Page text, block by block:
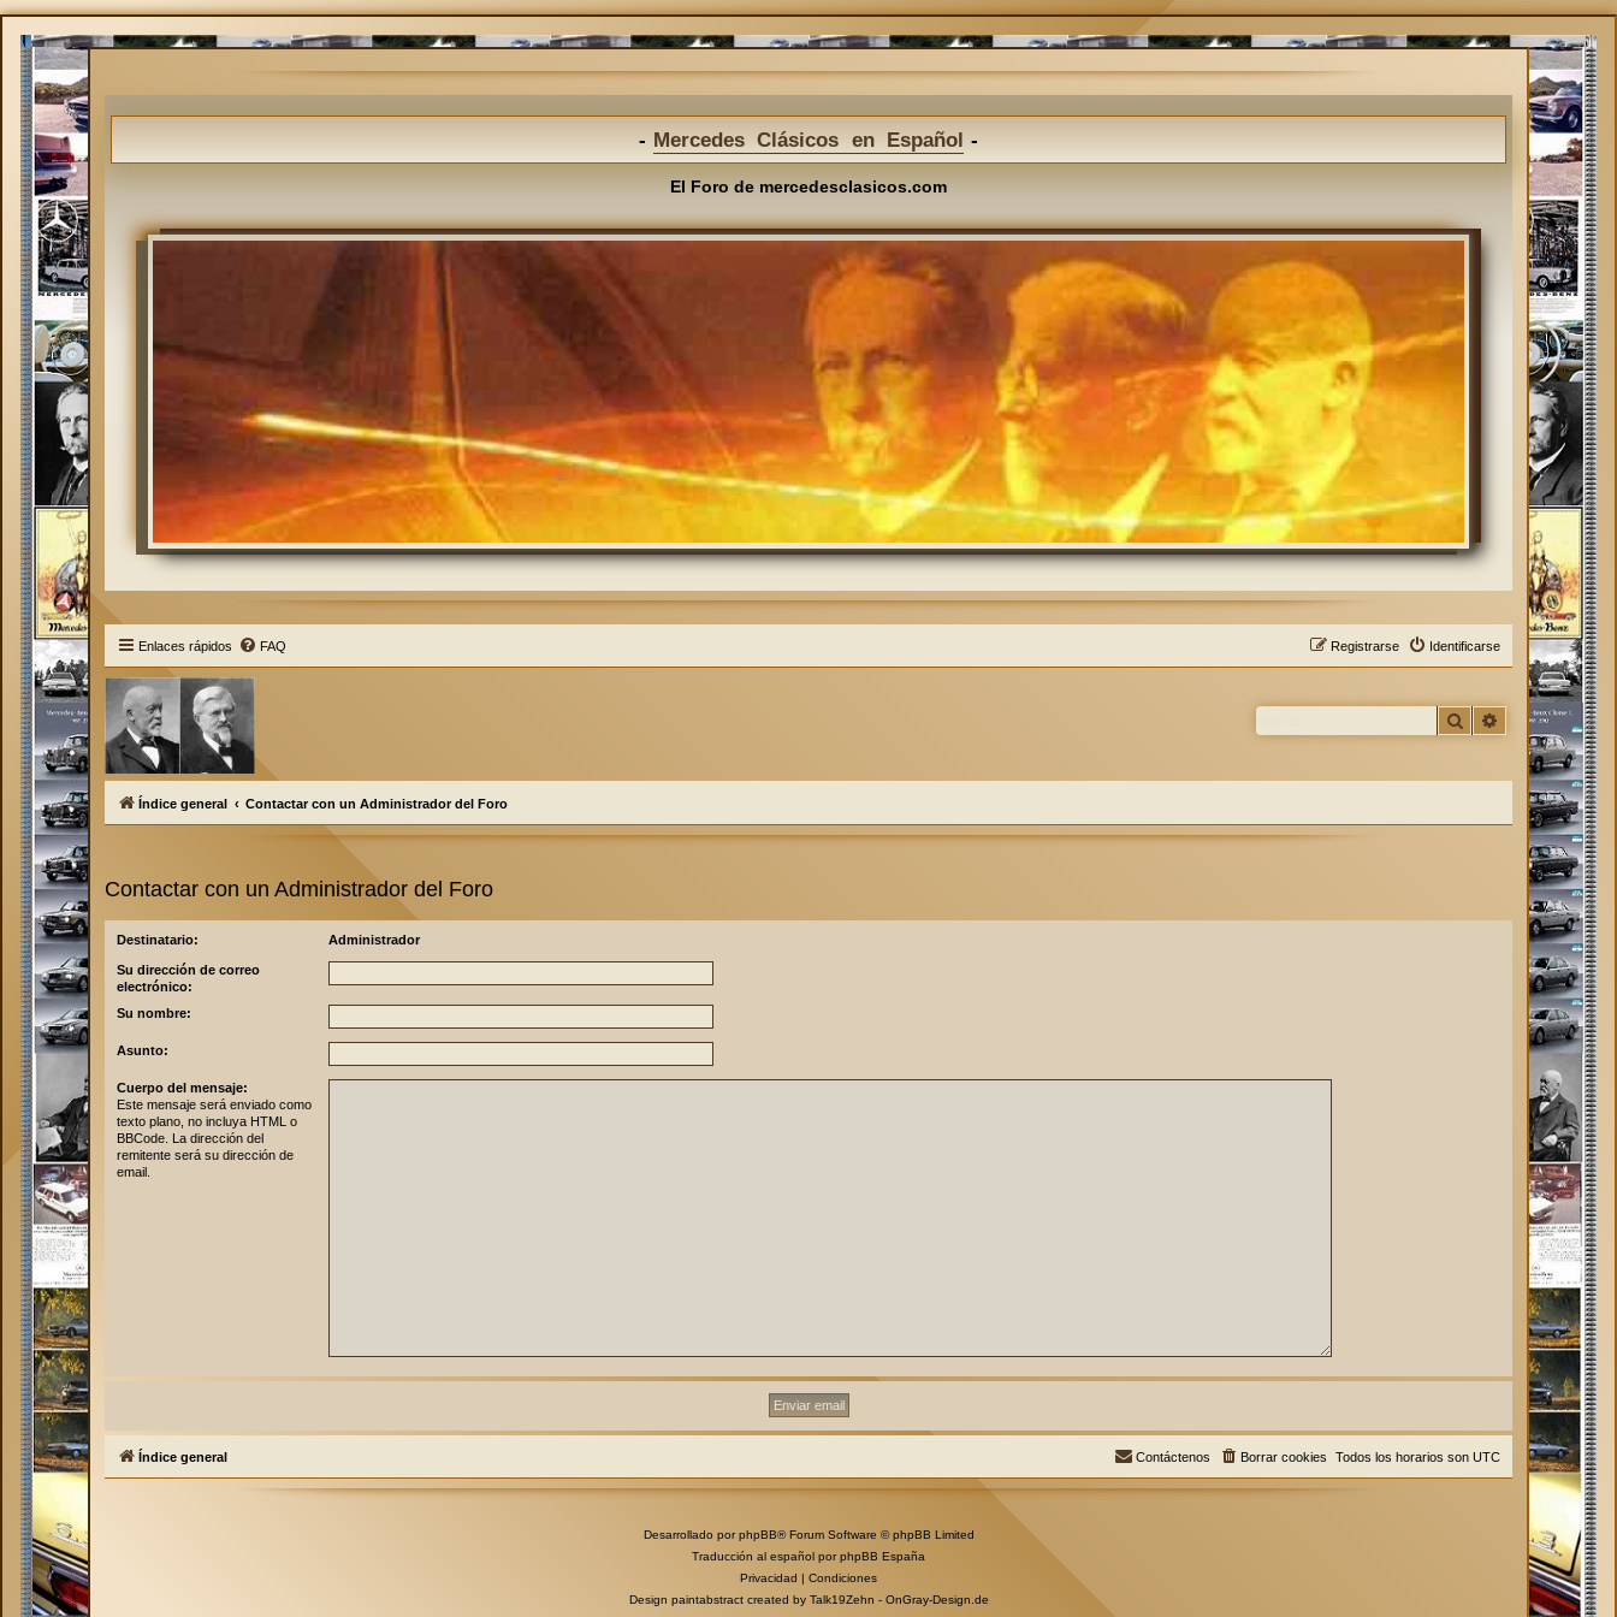
Mercedes Clásicos en Español
El Foro de mercedesclasicos.com
Enlaces rápidos FAQ Identificarse
Registrarse
Buscar Búsqueda
Índice general Contactar con un Administrador del Foro
Contactar con un Administrador del Foro
Destinatario: Administrador
Su dirección de correo
electrónico:
Su nombre:
Asunto:
Cuerpo del mensaje:
Este mensaje será enviado como
texto plano, no incluya HTML o
BBCode. La dirección del
remitente será su dirección de
email.
Índice general Todos los horarios son UTC
Borrar cookies
Contáctenos
Desarrollado porphpBB® Forum Software © phpBB Limited
Traducción al español porphpBB España
Privacidad | Condiciones
Design paintabstract created by Talk19Zehn - OnGray-Design.de